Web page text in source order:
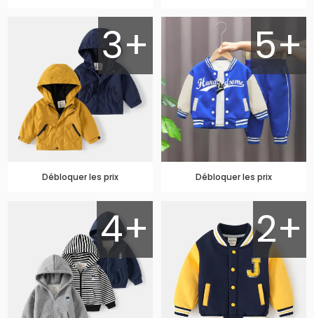
3+
Débloquer les prix
5+
Débloquer les prix
4+ 2+